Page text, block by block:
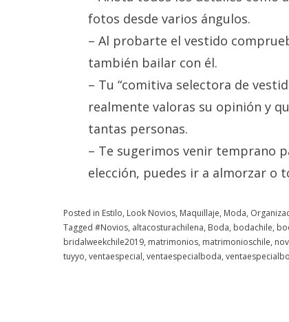
fotos desde varios ángulos.
– Al probarte el vestido
también bailar con él.
– Tu “comitiva selectora de
realmente valoras su opinión y
tantas personas.
– Te sugerimos venir temprano
elección, puedes ir a almorzar o
Posted in Estilo, Look Novios, Maquillaje, Moda,
Tagged #Novios, altacosturachilena, Boda, bodachile,
bridalweekchile2019, matrimonios, matrimonioschile,
tuyyo, ventaespecial, ventaespecialboda,